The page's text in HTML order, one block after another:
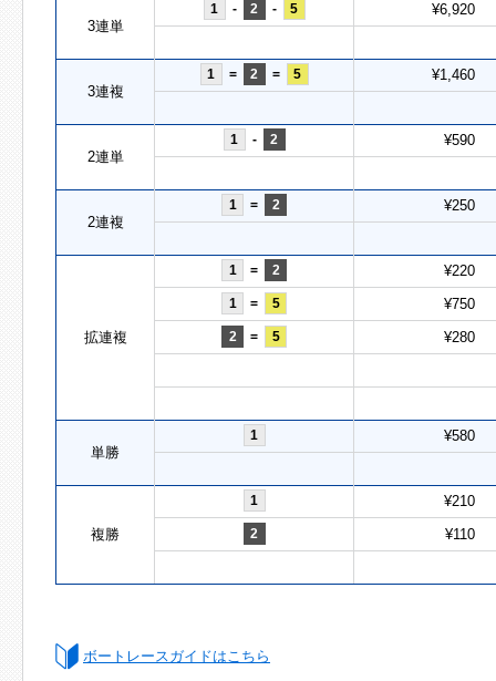
3連単
1 - 2 - 5 ¥6,920
3連複
1 = 2 = 5 ¥1,460
2連単
1 - 2 ¥590
2連複
1 = 2 ¥250
拡連複
1 = 2 ¥220
1 = 5 ¥750
2 = 5 ¥280
単勝
1 ¥580
複勝
1 ¥210
2 ¥110
ボートレースガイドはこちら